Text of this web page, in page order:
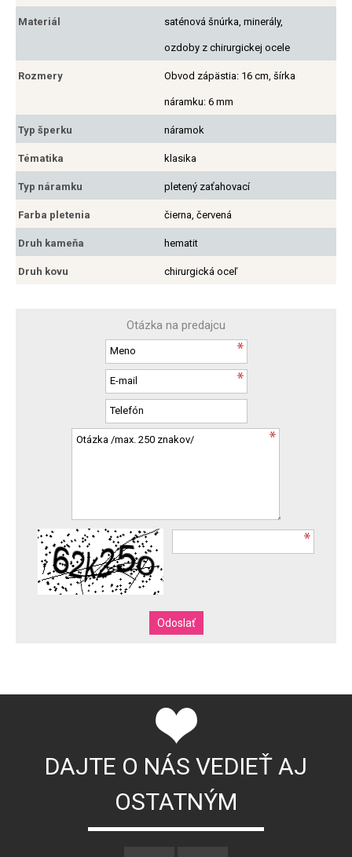
Materiál saténová šnúrka, minerály,
ozdoby z chirurgickej ocele
Rozmery Obvod zápästia: 16 cm, šírka
náramku: 6 mm
Typ šperku náramok
Tématika klasika
Typ náramku pletený zaťahovací
Farba pletenia čierna, červená
Druh kameňa hematit
Druh kovu chirurgická oceľ
Otázka na predajcu
DAJTE O NÁS VEDIEŤ AJ
OSTATNÝM